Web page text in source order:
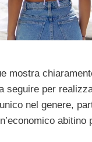
mostra
seguire per
nel genere,
abitino